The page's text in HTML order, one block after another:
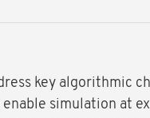
key algorithmic
simulation at